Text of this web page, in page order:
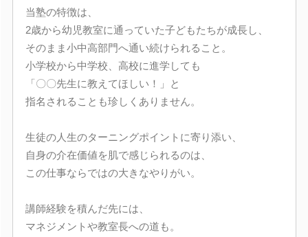
当塾の特徴は、
2歳から幼児教室に通っていた子どもたちが成長し、
そのまま小中高部門へ通い続けられること。
小学校から中学校、高校に進学しても
「〇〇先生に教えてほしい！」と
指名されることも珍しくありません。
生徒の人生のターニングポイントに寄り添い、
自身の介在価値を肌で感じられるのは、
この仕事ならではの大きなやりがい。
講師経験を積んだ先には、
マネジメントや教室長への道も。